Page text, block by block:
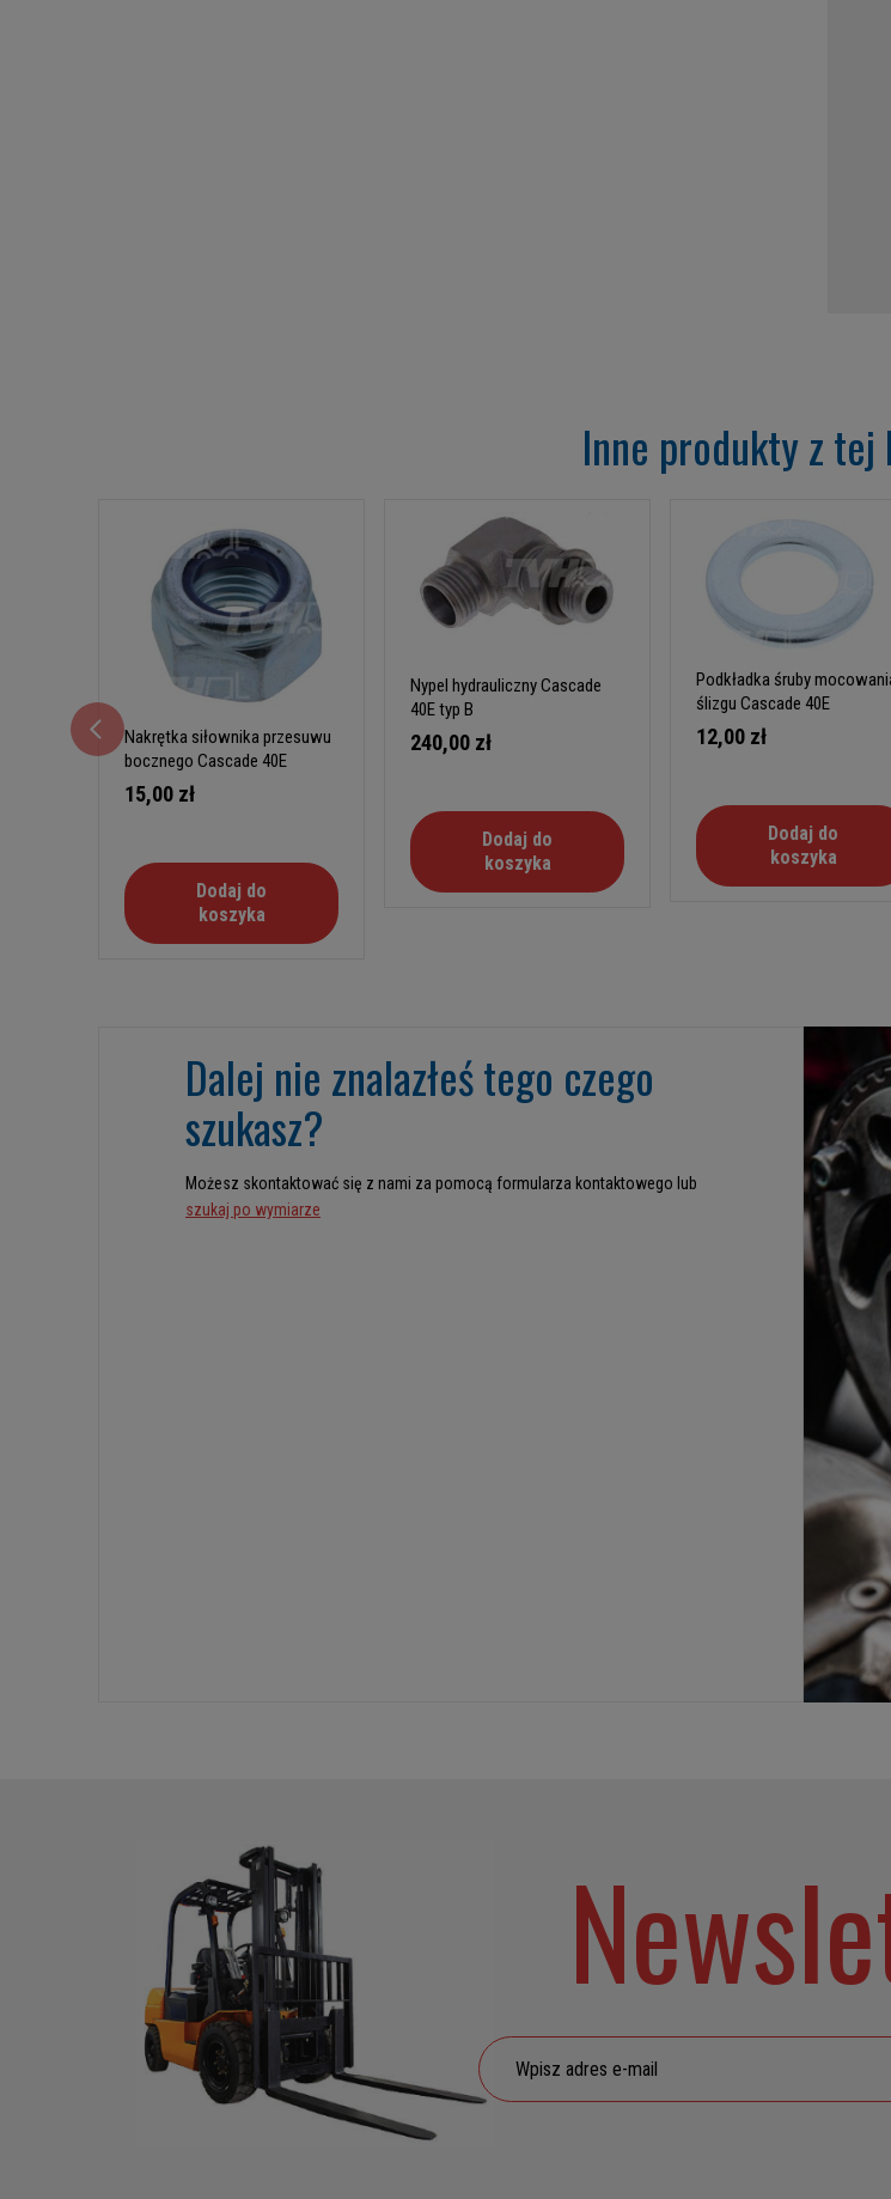
Inne produkty z
Nakrętka siłownika przesuwu
bocznego Cascade 40E
15,00 zł
Dodaj do
koszyka
Nypel hydrauliczny Cascade
40E typ B
240,00 zł
Dodaj do
koszyka
Podkładka śruby
ślizgu Cascade 40E
12,00 zł
Dodaj do
koszyka
Dalej nie znalazłeś tego czego
szukasz?
Możesz skontaktować się z nami za pomocą formularza kontaktowego lub
szukaj po wymiarze